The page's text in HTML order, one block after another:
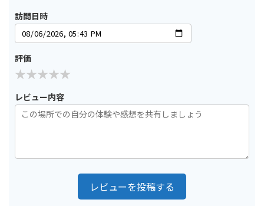
訪問日時
評価
レビュー内容
レビューを投稿する